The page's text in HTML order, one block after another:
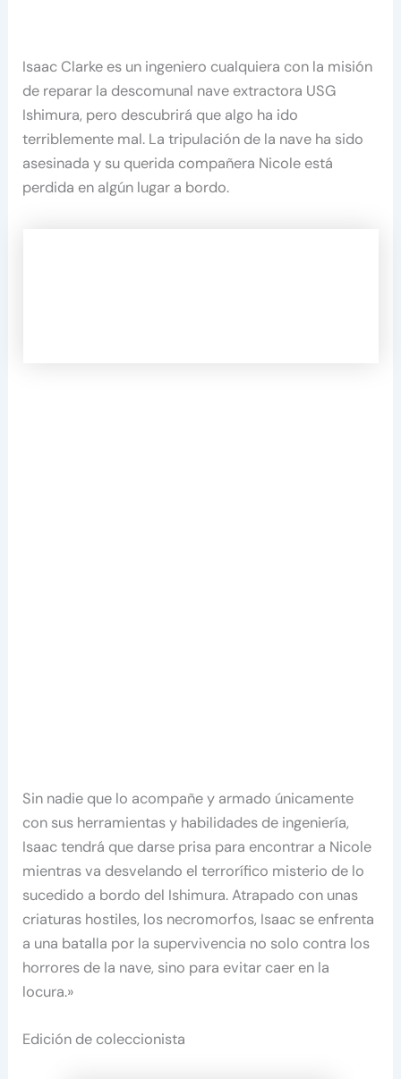
Isaac Clarke es un ingeniero cualquiera con la misión
de reparar la descomunal nave extractora USG
Ishimura, pero descubrirá que algo ha ido
terriblemente mal. La tripulación de la nave ha sido
asesinada y su querida compañera Nicole está
perdida en algún lugar a bordo.
Sin nadie que lo acompañe y armado únicamente
con sus herramientas y habilidades de ingeniería,
Isaac tendrá que darse prisa para encontrar a Nicole
mientras va desvelando el terrorífico misterio de lo
sucedido a bordo del Ishimura. Atrapado con unas
criaturas hostiles, los necromorfos, Isaac se enfrenta
a una batalla por la supervivencia no solo contra los
horrores de la nave, sino para evitar caer en la
locura.»
Edición de coleccionista